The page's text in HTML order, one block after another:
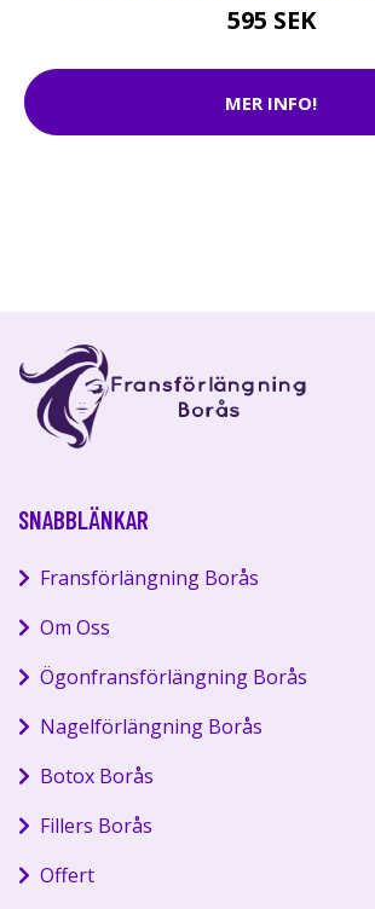
595 SEK
MER INFO!
SNABBLÄNKAR
Fransförlängning Borås
Om Oss
Ögonfransförlängning Borås
Nagelförlängning Borås
Botox Borås
Fillers Borås
Offert